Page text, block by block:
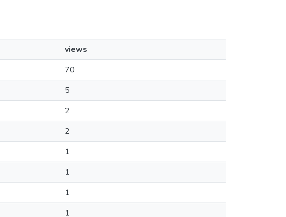
views
70
5
2
2
1
1
1
1